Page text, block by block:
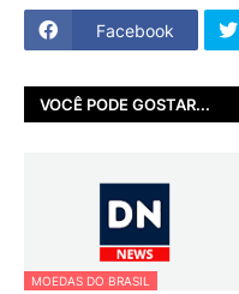
Facebook
VOCÊ PODE GOSTAR...
MOEDAS DO BRASIL